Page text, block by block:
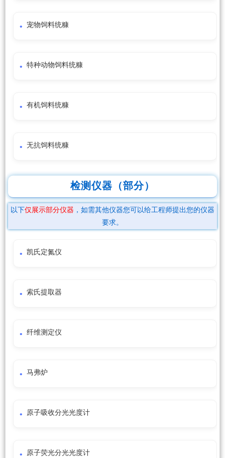
宠物饲料统糠
特种动物饲料统糠
有机饲料统糠
无抗饲料统糠
检测仪器（部分）
以下仅展示部分仪器 ，如需其他仪器您可以给工程师提出您的仪器
要求。
凯氏定氮仪
索氏提取器
纤维测定仪
马弗炉
原子吸收分光光度计
原子荧光分光光度计